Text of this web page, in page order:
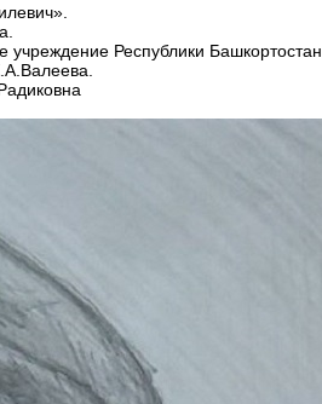
учреждение Республики Башкортостан